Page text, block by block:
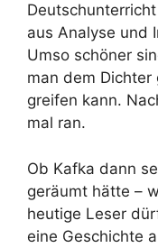
aus Analyse und
Umso schöner
man dem Dichter
greifen kann.
mal ran.
Ob Kafka dann
geräumt hätte –
heutige Leser
eine Geschichte